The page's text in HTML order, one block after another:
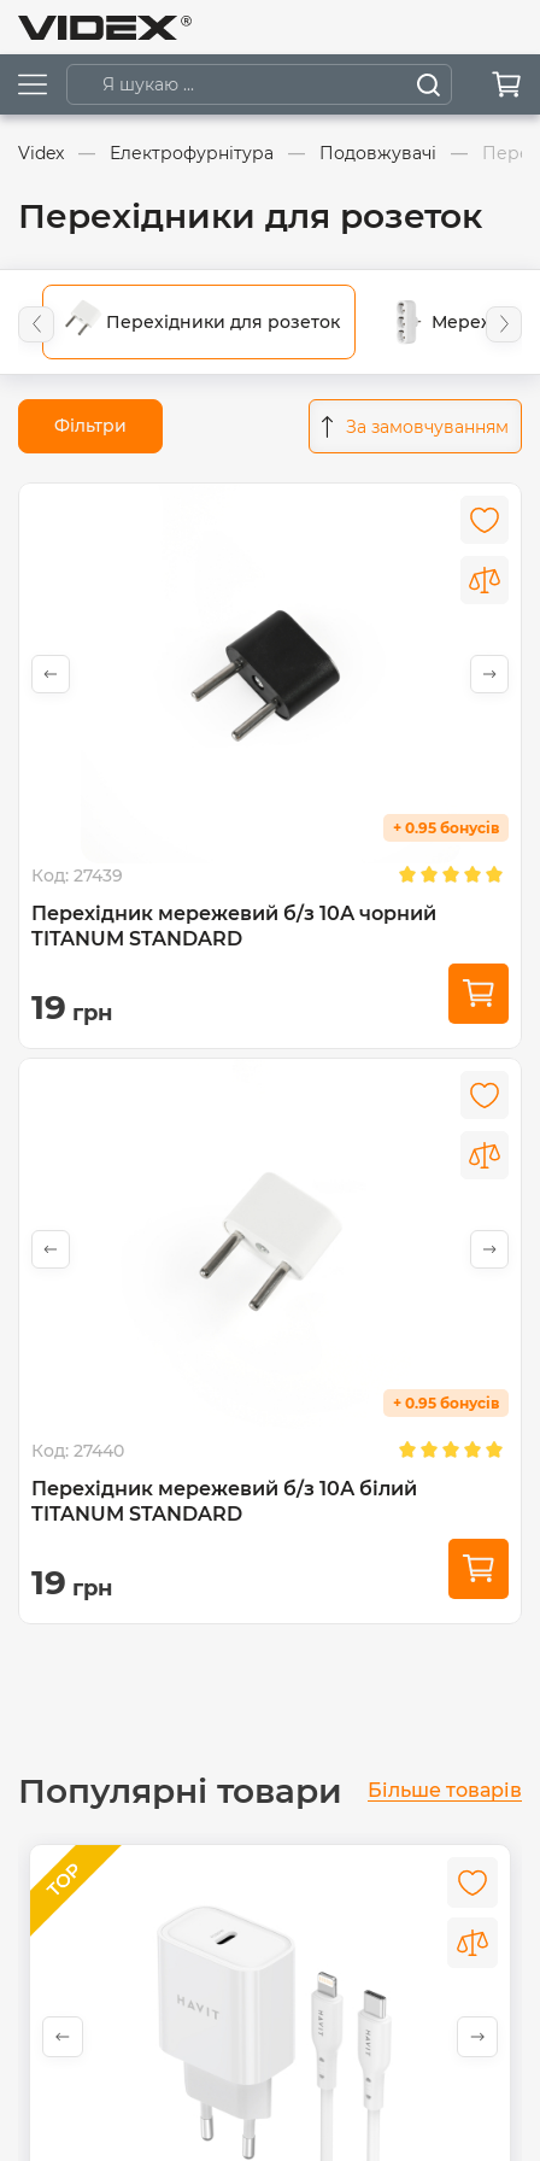
Videx Електрофурнітура Подовжувачі
Перехідники для розеток
Перехідники для розеток Мережеві
За замовчуванням
Фільтри
+ 0.95 бонусів
Код: 27439
Перехідник мережевий б/з 10А чорний
TITANUM STANDARD
19 грн
+ 0.95 бонусів
Код: 27440
Перехідник мережевий б/з 10А білий
TITANUM STANDARD
19 грн
Популярні товари Більше товарів